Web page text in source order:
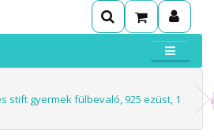
stift gyermek fülbevaló, 925 ezüst, 1